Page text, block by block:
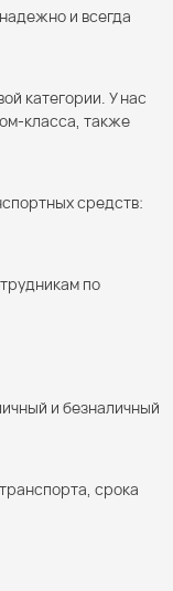
и всегда
категории. У нас
класса, также
средств:
по
и безналичный
срока